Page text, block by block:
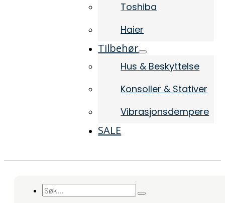
Toshiba
Haier
Tilbehør
Hus & Beskyttelse
Konsoller & Stativer
Vibrasjonsdempere
SALE
Søk
...